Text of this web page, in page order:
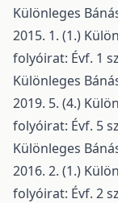
Különleges
2015. 1. (1.)
folyóirat: Évf. 1
Különleges
2019. 5. (4.)
folyóirat: Évf. 5
Különleges
2016. 2. (1.)
folyóirat: Évf. 2